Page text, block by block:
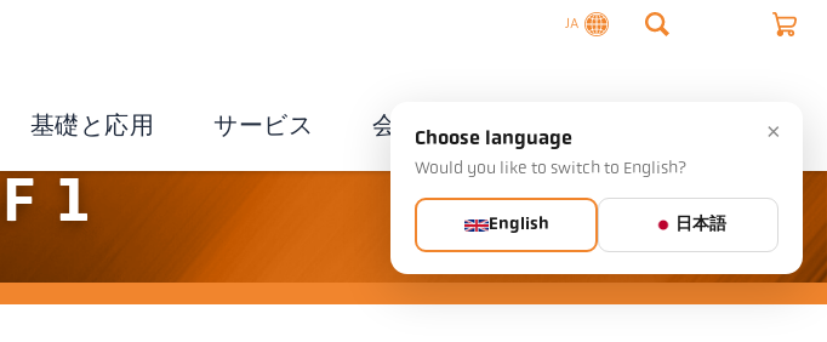
JA
基礎と応用 サービス 会社概要
1
×
Choose language
Would you like to switch to English?
English 日本語